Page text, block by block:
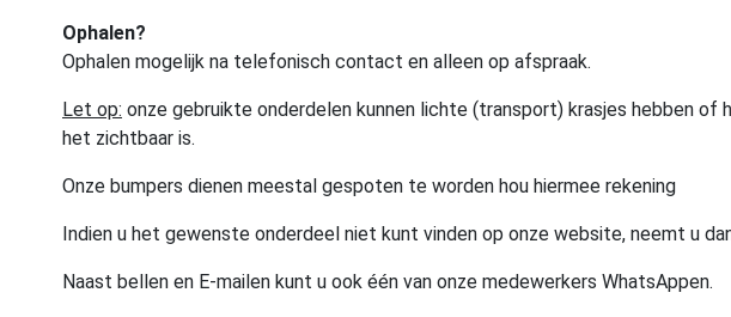
Ophalen?
Ophalen mogelijk na telefonisch contact en alleen op afspraak.
Let op: onze gebruikte onderdelen kunnen lichte (transport) krasjes hebben
het zichtbaar is.
Onze bumpers dienen meestal gespoten te worden hou hiermee rekening
Indien u het gewenste onderdeel niet kunt vinden op onze website, neemt u
Naast bellen en E-mailen kunt u ook één van onze medewerkers WhatsAppen.